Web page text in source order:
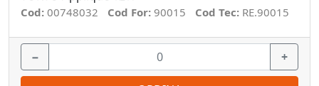
Cod: 00748032 Cod For: 90015 Cod Tec: RE.90015
− +